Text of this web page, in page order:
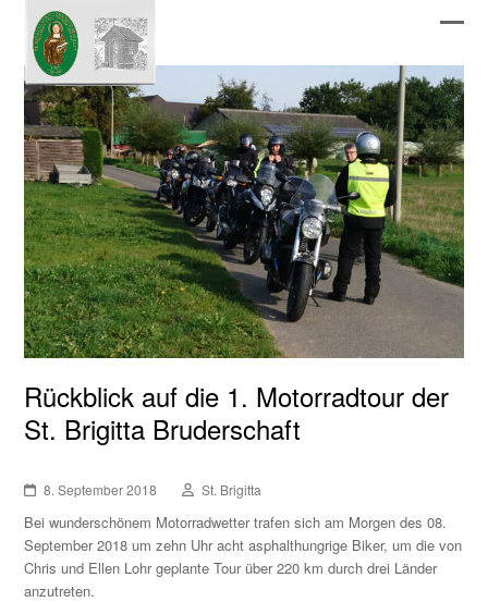
Rückblick auf die 1. Motorradtour der
St. Brigitta Bruderschaft
8. September 2018 St. Brigitta
Bei wunderschönem Motorradwetter trafen sich am Morgen des 08.
September 2018 um zehn Uhr acht asphalthungrige Biker, um die von
Chris und Ellen Lohr geplante Tour über 220 km durch drei Länder
anzutreten.